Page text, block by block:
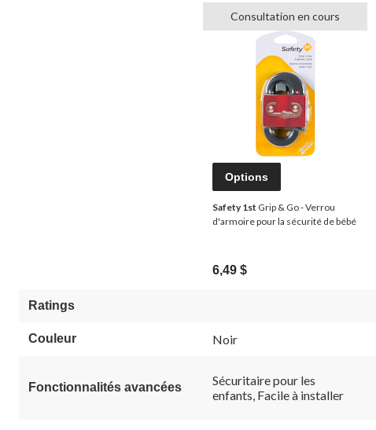
Consultation en cours
Options
Safety 1st Grip & Go - Verrou
d'armoire pour la sécurité de bébé
6,49 $
Ratings
Couleur Noir
Fonctionnalités avancées
Sécuritaire pour les
enfants, Facile à installer